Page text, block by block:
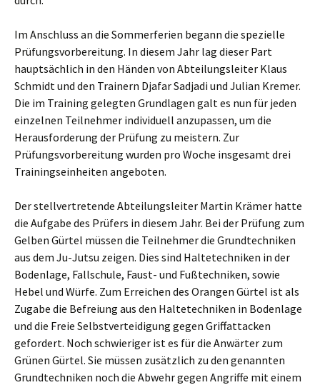
Im Anschluss an die Sommerferien begann die spezielle
Prüfungsvorbereitung. In diesem Jahr lag dieser Part
hauptsächlich in den Händen von Abteilungsleiter Klaus
Schmidt und den Trainern Djafar Sadjadi und Julian Kremer.
Die im Training gelegten Grundlagen galt es nun für jeden
einzelnen Teilnehmer individuell anzupassen, um die
Herausforderung der Prüfung zu meistern. Zur
Prüfungsvorbereitung wurden pro Woche insgesamt drei
Trainingseinheiten angeboten.
Der stellvertretende Abteilungsleiter Martin Krämer hatte
die Aufgabe des Prüfers in diesem Jahr. Bei der Prüfung zum
Gelben Gürtel müssen die Teilnehmer die Grundtechniken
aus dem Ju-Jutsu zeigen. Dies sind Haltetechniken in der
Bodenlage, Fallschule, Faust- und Fußtechniken, sowie
Hebel und Würfe. Zum Erreichen des Orangen Gürtel ist als
Zugabe die Befreiung aus den Haltetechniken in Bodenlage
und die Freie Selbstverteidigung gegen Griffattacken
gefordert. Noch schwieriger ist es für die Anwärter zum
Grünen Gürtel. Sie müssen zusätzlich zu den genannten
Grundtechniken noch die Abwehr gegen Angriffe mit einem